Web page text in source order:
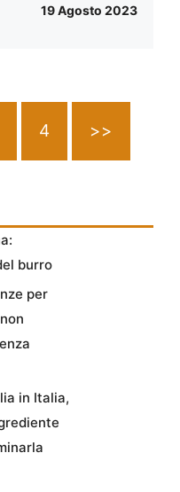
19 Agosto 2023
4 >>
burro
per
in Italia,